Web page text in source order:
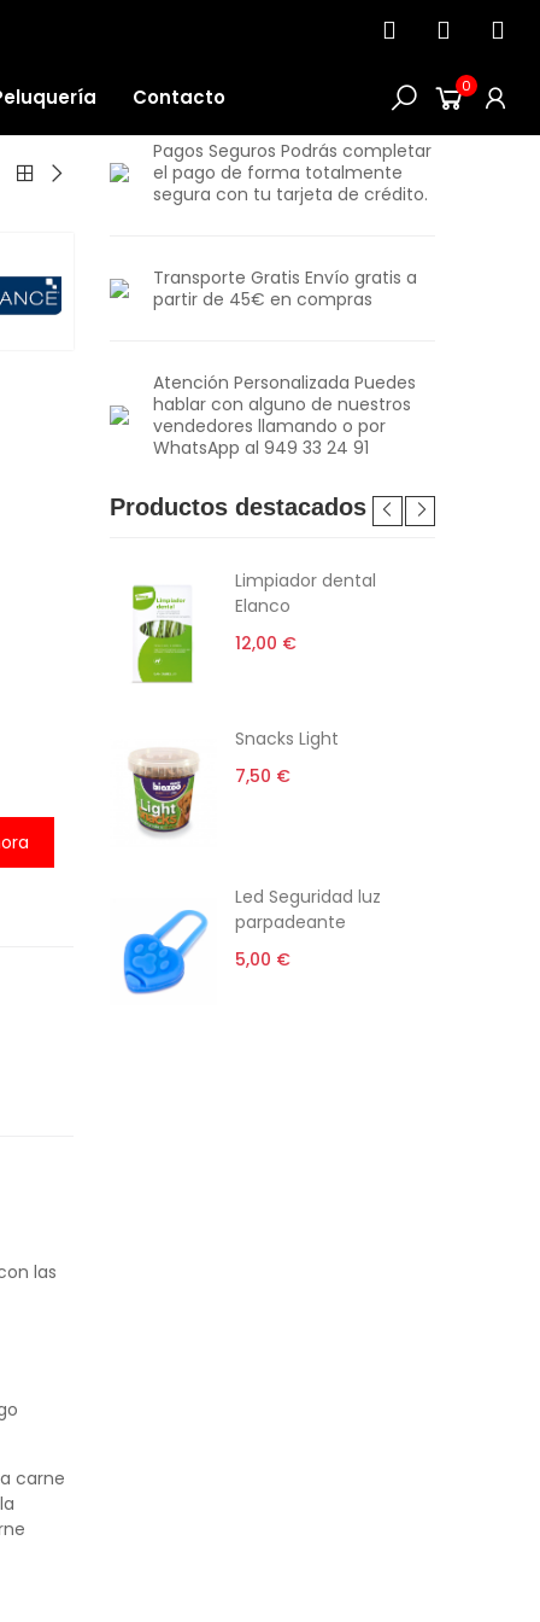
Contacto 0
las
carne
Pagos Seguros Podrás completar
el pago de forma totalmente
segura con tu tarjeta de crédito.
Transporte Gratis Envío gratis a
partir de 45€ en compras
Atención Personalizada Puedes
hablar con alguno de nuestros
vendedores llamando o por
WhatsApp al 949 33 24 91
Productos destacados
gato
Limpiador dental
Elanco
12,00 €
Snacks Light
7,50 €
Led Seguridad luz
parpadeante
5,00 €